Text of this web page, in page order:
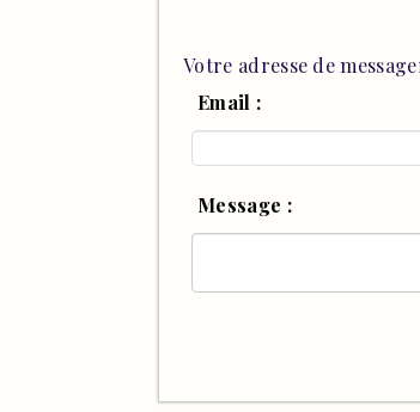
Votre adresse de
Email :
Message :